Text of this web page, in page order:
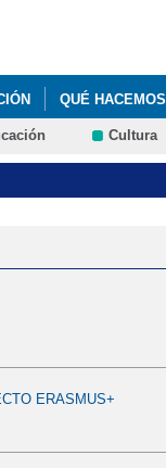
QUÉ HACEMOS
Cultura
ERASMUS+